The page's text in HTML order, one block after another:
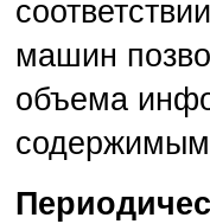
машин
объема